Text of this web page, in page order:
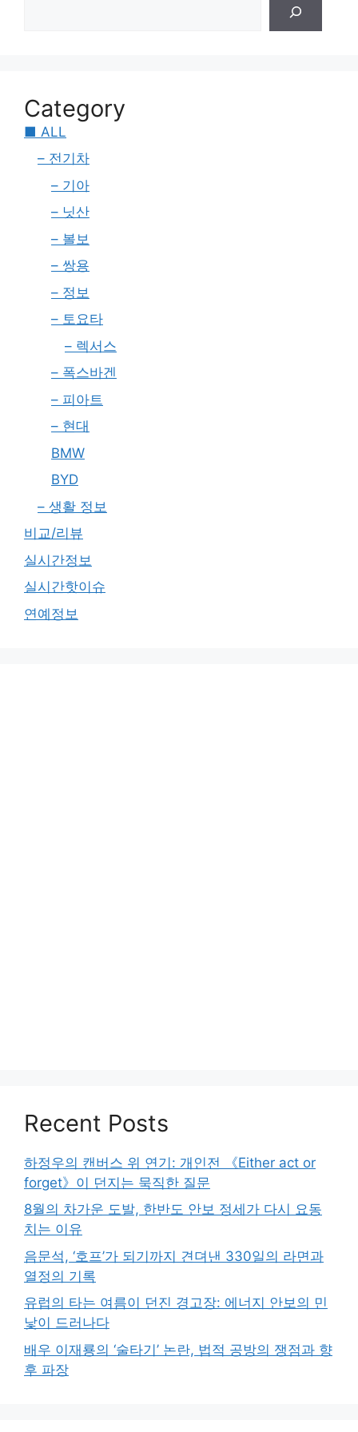
Category
■ ALL
– 전기차
– 기아
– 닛산
– 볼보
– 쌍용
– 정보
– 토요타
– 렉서스
– 폭스바겐
– 피아트
– 현대
BMW
BYD
– 생활 정보
비교/리뷰
실시간정보
실시간핫이슈
연예정보
Recent Posts
하정우의 캔버스 위 연기: 개인전 《Either act or
forget》이 던지는 묵직한 질문
8월의 차가운 도발, 한반도 안보 정세가 다시 요동
치는 이유
음문석, ‘호프’가 되기까지 견뎌낸 330일의 라면과
열정의 기록
유럽의 타는 여름이 던진 경고장: 에너지 안보의 민
낯이 드러나다
배우 이재룡의 ‘술타기’ 논란, 법적 공방의 쟁점과 향
후 파장